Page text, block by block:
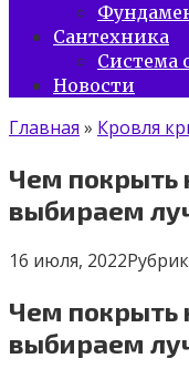
Сантехника
Система
Новости
Главная » Кровля
Чем покрыть
выбираем
16 июля, 2022
Чем покрыть
выбираем